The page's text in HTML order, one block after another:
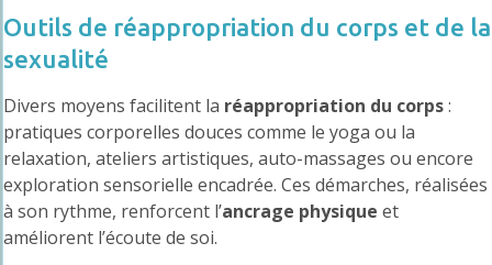
Outils de réappropriation du corps et de la
sexualité
Divers moyens facilitent la réappropriation du corps:
pratiques corporelles douces comme le yoga ou la
relaxation, ateliers artistiques, auto-massages ou encore
exploration sensorielle encadrée. Ces démarches, réalisées
à son rythme, renforcent l’ancrage physique et
améliorent l’écoute de soi.